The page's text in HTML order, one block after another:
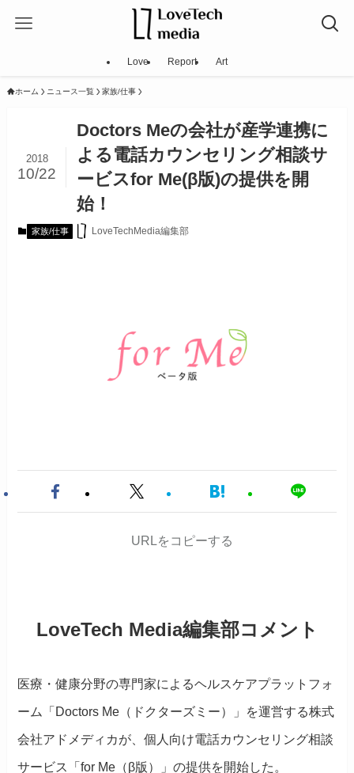
Love Report Art
ホーム ニュース一覧 家族/仕事
Doctors Meの会社が産学連携に
よる電話カウンセリング相談サ
ービスfor Me(β版)の提供を開
始！
2018
10/22
家族/仕事 LoveTechMedia編集部
URLをコピーする
LoveTech Media編集部コメント
医療・健康分野の専門家によるヘルスケアプラットフォ
ーム「Doctors Me（ドクターズミー）」を運営する株式
会社アドメディカが、個人向け電話カウンセリング相談
サービス「for Me（β版）」の提供を開始した。